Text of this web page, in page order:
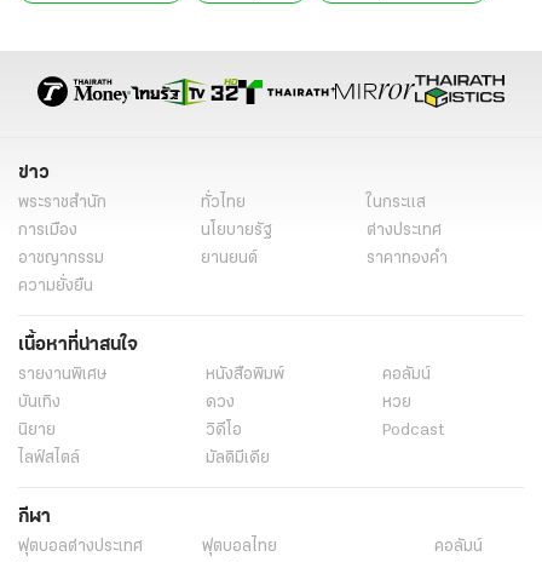
อินสตาแกรมดารา
ข่าว
พระราชสำนัก ทั่วไทย
ในกระแส
การเมือง
นโยบายรัฐ
ต่างประเทศ
อาชญากรรม
ยานยนต์
ราคาทองคำ
ความยั่งยืน
เนื้อหาที่น่าสนใจ
รายงานพิเศษ หนังสือพิมพ์
คอลัมน์
บันเทิง
ดวง
หวย
นิยาย
วิดีโอ
Podcast
ไลฟ์สไตล์
มัลติมีเดีย
กีฬา
ฟุตบอลต่่างประเทศ ฟุตบอลไทย
คอลัมน์